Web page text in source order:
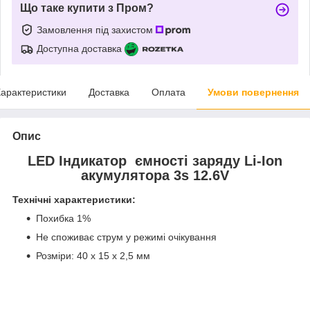
Що таке купити з Пром?
Замовлення під захистом
Доступна доставка
Доставка Оплата Умови повернення
Опис
LED Індикатор ємності заряду Li-Ion
акумулятора 3s 12.6V
Технічні характеристики:
Похибка 1%
Не споживає струм у режимі очікування
Розміри: 40 x 15 x 2,5 мм